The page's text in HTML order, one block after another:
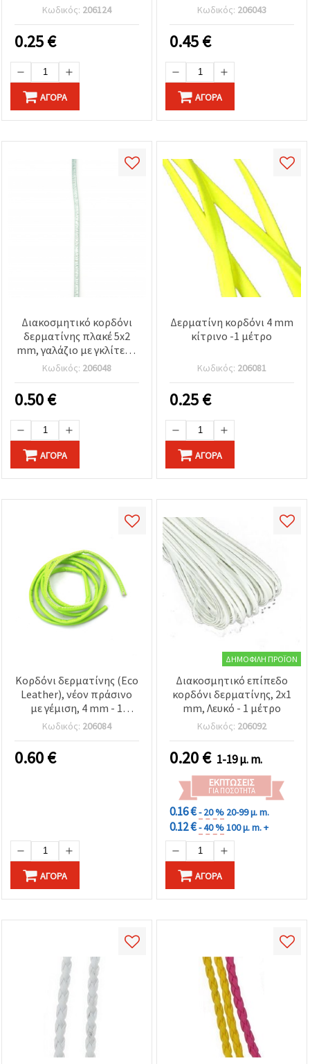
Κωδικός: 206124
0.25€
ΑΓΟΡΆ
Κωδικός: 206043
0.45€
ΑΓΟΡΆ
Διακοσμητικό κορδόνι
δερματίνης πλακέ 5x2
mm, γαλάζιο με γκλίτερ -
1 μέτρο
Κωδικός: 206048
0.50€
ΑΓΟΡΆ
Δερματίνη κορδόνι 4 mm
κίτρινο -1 μέτρο
Κωδικός: 206081
0.25€
ΑΓΟΡΆ
Κορδόνι δερματίνης (Eco
Leather), νέον πράσινο
με γέμιση, 4 mm - 1
μέτρο
Κωδικός: 206084
0.60€
ΑΓΟΡΆ
ΔΗΜΟΦΙΛΉ ΠΡΟΪΌΝ
Διακοσμητικό επίπεδο
κορδόνι δερματίνης, 2x1
mm, Λευκό - 1 μέτρο
Κωδικός: 206092
0.20€ 1-19 μ. m.
ΕΚΠΤΏΣΕΙΣ
ΓΙΑ ΠΟΣΌΤΗΤΑ
0.16 €- 20 % 20-99 μ. m.
0.12 €- 40 %100 μ. m. +
ΑΓΟΡΆ